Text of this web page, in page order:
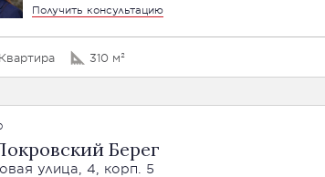
Получить консультацию
Квартира 310 м²
Берег
улица, 4, корп. 5